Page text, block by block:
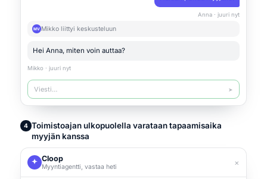
Anna · juuri nyt
MV Mikko liittyi keskusteluun
Hei Anna, miten voin auttaa?
Mikko · juuri nyt
Viesti… ➤
4 Toimistoajan ulkopuolella varataan tapaamisaika
myyjän kanssa
Cloop
Myyntiagentti, vastaa heti ×